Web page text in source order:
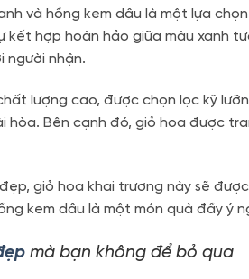
và hồng kem dâu là một lựa
kết hợp hoàn hảo giữa màu
người nhận.
lượng cao, được chọn lọc kỹ
Bên cạnh đó, giỏ hoa được
giỏ hoa khai trương này sẽ
kem dâu là một món quà đầy
mà bạn không để bỏ qua